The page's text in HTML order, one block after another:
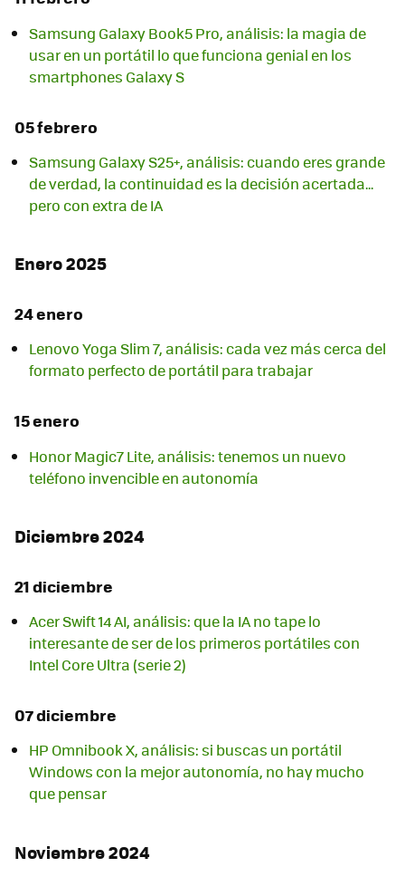
Samsung Galaxy Book5 Pro, análisis: la magia de
usar en un portátil lo que funciona genial en los
smartphones Galaxy S
05 febrero
Samsung Galaxy S25+, análisis: cuando eres grande
de verdad, la continuidad es la decisión acertada...
pero con extra de IA
Enero 2025
24 enero
Lenovo Yoga Slim 7, análisis: cada vez más cerca del
formato perfecto de portátil para trabajar
15 enero
Honor Magic7 Lite, análisis: tenemos un nuevo
teléfono invencible en autonomía
Diciembre 2024
21 diciembre
Acer Swift 14 AI, análisis: que la IA no tape lo
interesante de ser de los primeros portátiles con
Intel Core Ultra (serie 2)
07 diciembre
HP Omnibook X, análisis: si buscas un portátil
Windows con la mejor autonomía, no hay mucho
que pensar
Noviembre 2024